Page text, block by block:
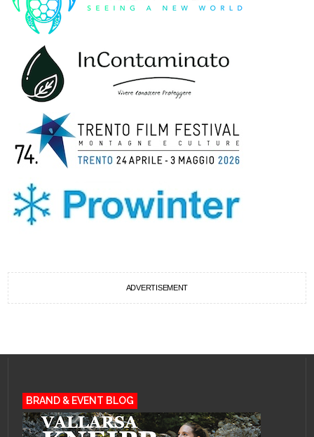
ADVERTISEMENT
BRAND & EVENT BLOG